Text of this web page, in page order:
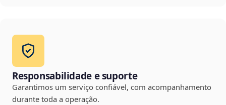
Responsabilidade e suporte
Garantimos um serviço confiável, com acompanhamento
durante toda a operação.